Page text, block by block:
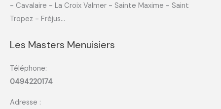
- Cavalaire - La Croix Valmer - Sainte Maxime - Saint
Tropez - Fréjus...
Les Masters Menuisiers
Téléphone:
0494220174
Adresse :